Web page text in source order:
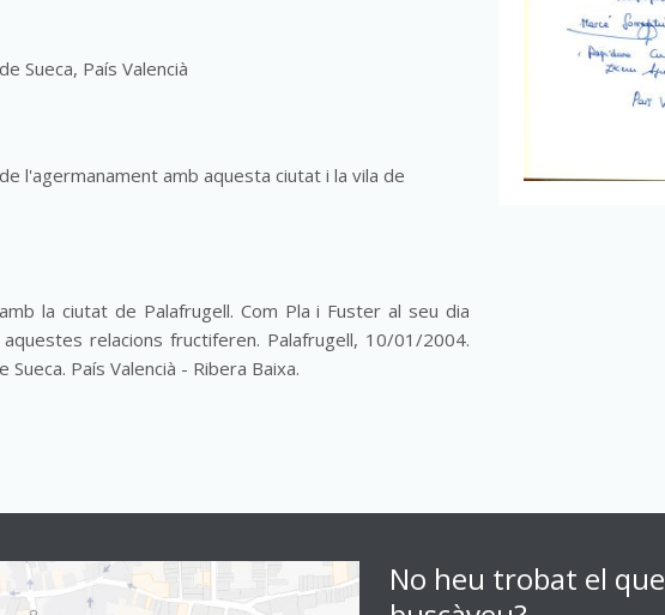
Sueca, País Valencià
l'agermanament amb aquesta ciutat i la vila de
la ciutat de Palafrugell. Com Pla i Fuster al seu dia
relacions fructiferen. Palafrugell, 10/01/2004.
País Valencià - Ribera Baixa.
No heu trobat el que